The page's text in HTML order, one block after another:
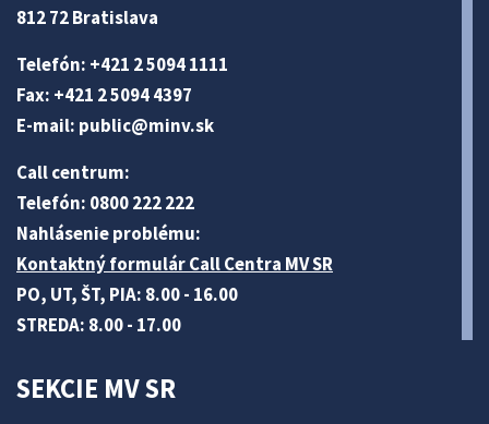
812 72 Bratislava
Telefón: +421 2 5094 1111
Fax: +421 2 5094 4397
E-mail: public@minv.sk
Call centrum:
Telefón: 0800 222 222
Nahlásenie problému:
Kontaktný formulár Call Centra MV SR
PO, UT, ŠT, PIA: 8.00 - 16.00
STREDA: 8.00 - 17.00
SEKCIE MV SR